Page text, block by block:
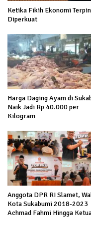
Ketika Fikih Ekonomi
Diperkuat
Harga Daging Ayam di
Naik Jadi Rp 40.000 per
Kilogram
Anggota DPR RI Slamet,
Kota Sukabumi 2018-2023
Achmad Fahmi Hingga